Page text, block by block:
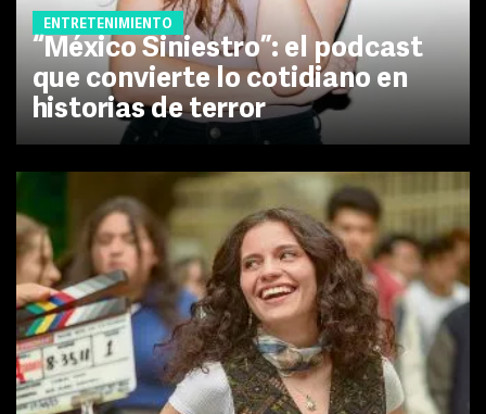
ENTRETENIMIENTO
“México Siniestro”: el podcast
que convierte lo cotidiano en
historias de terror